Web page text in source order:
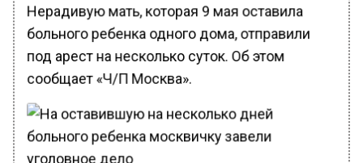
Нерадивую мать, которая 9 мая оставила
больного ребенка одного дома, отправили
под арест на несколько суток. Об этом
сообщает «Ч/П Москва».